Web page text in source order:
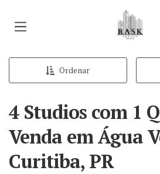
Página
Ordenar
4 Studios com 1
Venda em Água
Curitiba, PR